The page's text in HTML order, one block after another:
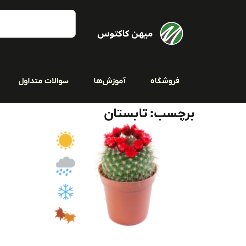
فروشگاه آموزش‌ها سوالات متداول
برچسب: تابستان